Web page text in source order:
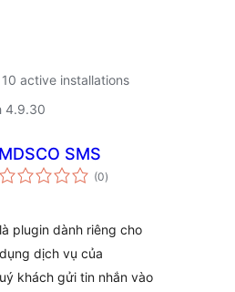
active installations
4.9.30
MDSCO SMS
(0total
ratings
)
plugin dành riêng cho
dịch vụ của
khách gửi tin nhắn vào